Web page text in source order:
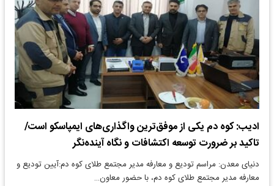
ادیب: کوه دم یکی از موفق‌ترین واگذاری‌های ایمپاسکو است/
تاکید بر ضرورت توسعه اکتشافات و نگاه آینده‌نگر
دنیای معدن: مراسم تودیع و معارفه مدیر مجتمع طلای کوه دم:آیین تودیع و
معارفه مدیر مجتمع طلای کوه دم، با حضور معاون…